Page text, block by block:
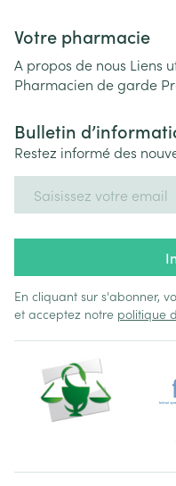
Votre pharmacie
A propos de nous Liens
Pharmacien de garde
Bulletin
Restez informé des
En cliquant sur s'abonner,
et acceptez notre politique